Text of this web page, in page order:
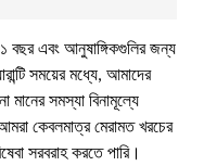
বছর এবং আনুষাঙ্গিকগুলির জন্য
সময়ের মধ্যে, আমাদের
মানের সমস্যা বিনামূল্যে
কেবলমাত্র মেরামত খরচের
সরবরাহ করতে পারি।